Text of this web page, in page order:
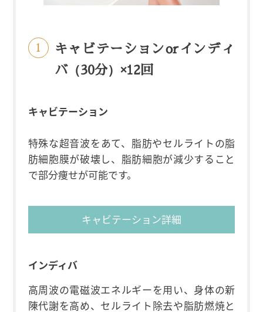
キャビテーションorインディ
バ（30分）×12回
キャビテーション
特殊な超音波をあて、脂肪やセルライトの脂
肪細胞膜が破壊し、脂肪細胞が減少すること
で部分痩せが可能です。
キャビテーション詳細
インディバ
高周波の電磁波エネルギーを用い、身体の新
陳代謝を高め、セルライト除去や脂肪燃焼と